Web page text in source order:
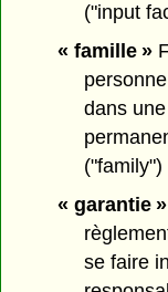
("input
« famille »
dans
("family")
« garantie »
se faire